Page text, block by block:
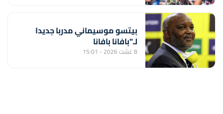
بيتسو موسيماني مدربا جديدا
لـ"بافانا بافانا
8 غشت 2026 - 15:01